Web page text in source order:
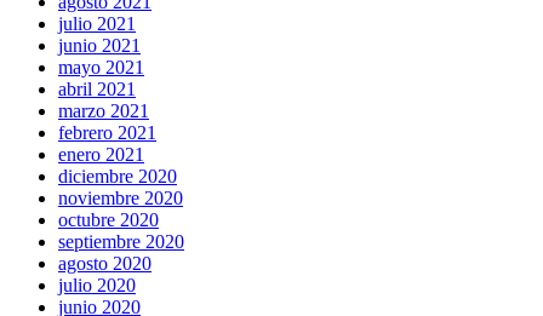
julio 2021
junio 2021
mayo 2021
abril 2021
marzo 2021
febrero 2021
enero 2021
diciembre 2020
noviembre 2020
octubre 2020
septiembre 2020
agosto 2020
julio 2020
junio 2020